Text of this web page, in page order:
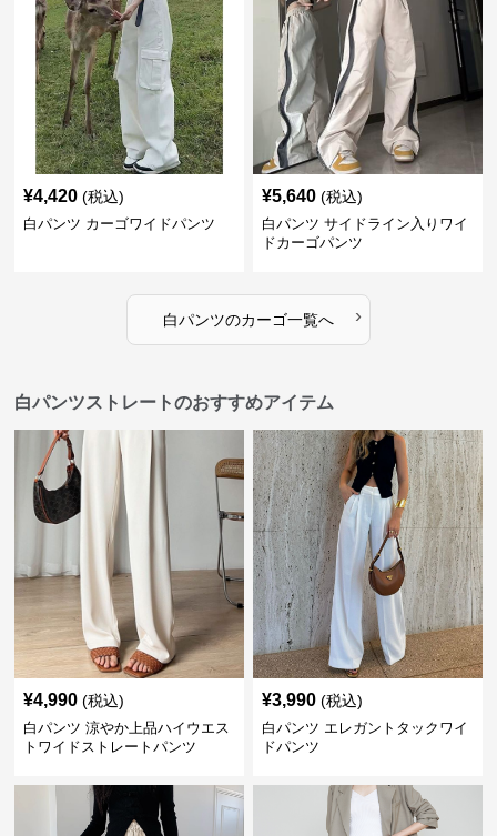
¥4,420 (税込)
白パンツ カーゴワイドパンツ
¥5,640 (税込)
白パンツ サイドライン入りワイ
ドカーゴパンツ
白パンツのカーゴ一覧へ ›
白パンツストレートのおすすめアイテム
¥4,990 (税込)
白パンツ 涼やか上品ハイウエス
トワイドストレートパンツ
¥3,990 (税込)
白パンツ エレガントタックワイ
ドパンツ